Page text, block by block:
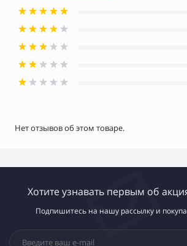
Нет отзывов об этом товаре.
Хотите узнавать первым об
Подпишитесь на нашу рассылку и